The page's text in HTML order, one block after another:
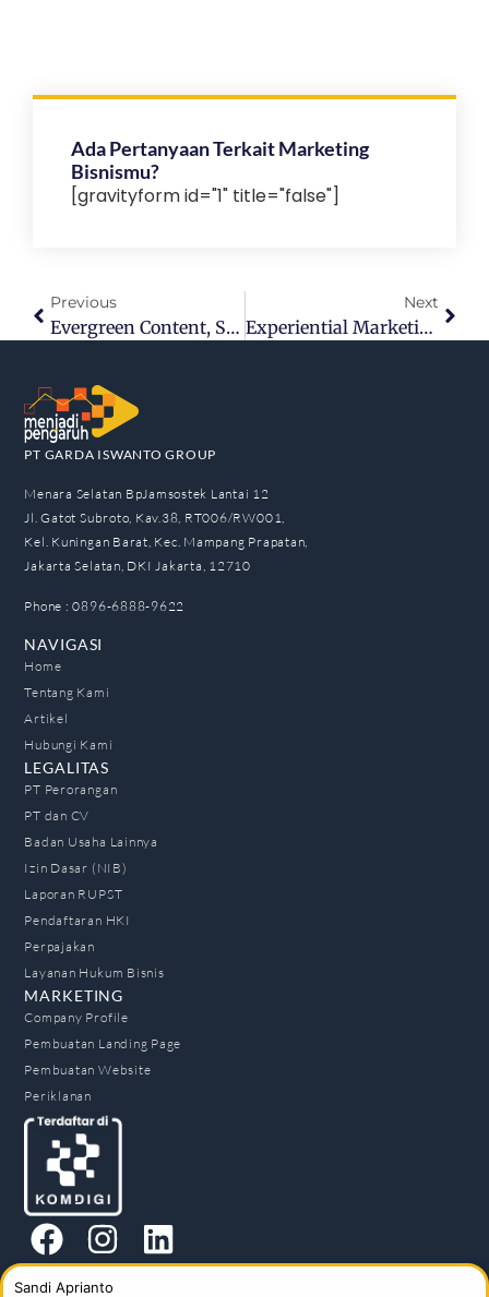
Ada Pertanyaan Terkait Marketing
Bisnismu?
[gravityform id="1" title="false"]
Previous
Evergreen Content, Strategi Tingkatkan Traffic Website
Next
Experiential Marketing, Strategi Pemasaran Berdasar Pengalaman
PT GARDA ISWANTO GROUP
Menara Selatan BpJamsostek Lantai 12
Jl. Gatot Subroto, Kav.38, RT006/RW001,
Kel. Kuningan Barat, Kec. Mampang Prapatan,
Jakarta Selatan, DKI Jakarta, 12710
Phone : 0896-6888-9622
NAVIGASI
Home
Tentang Kami
Artikel
Hubungi Kami
LEGALITAS
PT Perorangan
PT dan CV
Badan Usaha Lainnya
Izin Dasar (NIB)
Laporan RUPST
Pendaftaran HKI
Perpajakan
Layanan Hukum Bisnis
MARKETING
Company Profile
Pembuatan Landing Page
Pembuatan Website
Periklanan
Sandi Aprianto